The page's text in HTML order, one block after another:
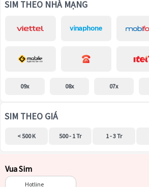
SIM THEO NHÀ MẠNG
09x 08x 07x
SIM THEO GIÁ
< 500 K 500 - 1 Tr 1 - 3 Tr
Vua Sim
Hotline